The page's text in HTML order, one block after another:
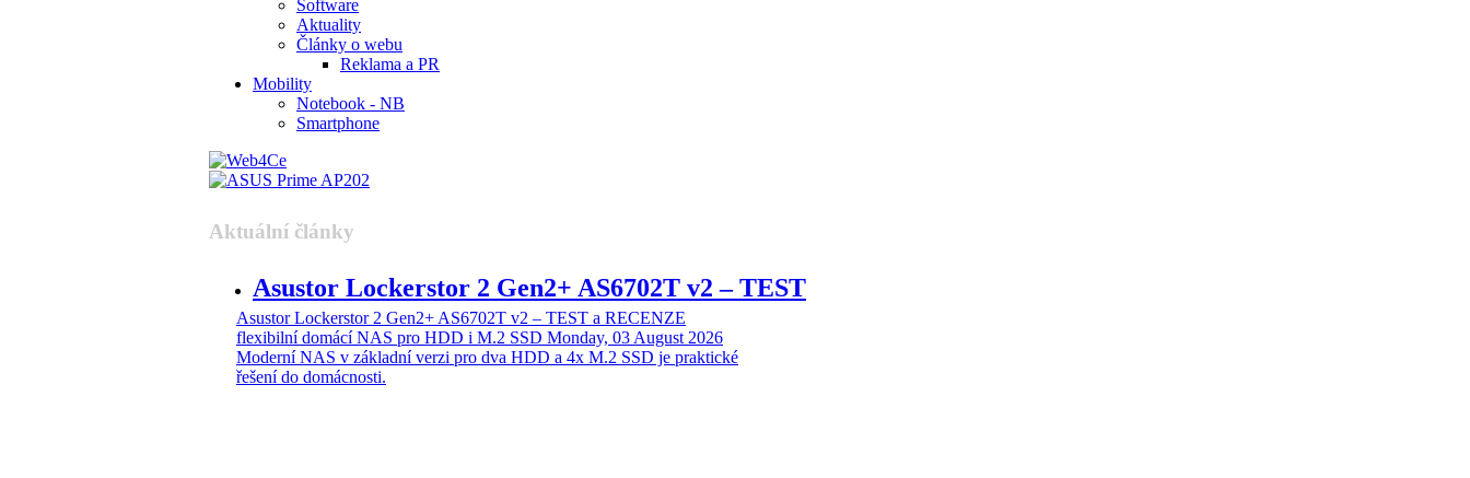
Software
Aktuality
Články o webu
Reklama a PR
Mobility
Notebook - NB
Smartphone
Aktuální články
Asustor Lockerstor 2 Gen2+ AS6702T v2 – TEST
Asustor Lockerstor 2 Gen2+ AS6702T v2 – TEST a RECENZE
flexibilní domácí NAS pro HDD i M.2 SSD Monday, 03 August 2026
Moderní NAS v základní verzi pro dva HDD a 4x M.2 SSD je praktické
řešení do domácnosti.